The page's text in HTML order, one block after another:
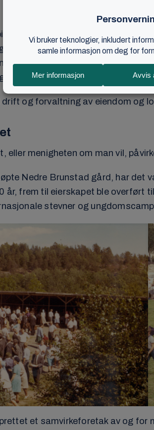
med en prosentandel av sin
i BCC-forbundet kan
stevner, medievirksomhet,
til rette for at flest mulig
og forvaltning av eiendom og
menigheten om man vil,
Nedre Brunstad gård, har
år, frem til eierskapet ble
stevner og
et samvirkeforetak av og for